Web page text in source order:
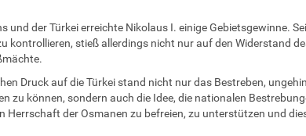
und der Türkei erreichte Nikolaus I. einige Gebietsgewinne.
kontrollieren, stieß allerdings nicht nur auf den Widerstand
Druck auf die Türkei stand nicht nur das Bestreben,
zu können, sondern auch die Idee, die nationalen
Herrschaft der Osmanen zu befreien, zu unterstützen und